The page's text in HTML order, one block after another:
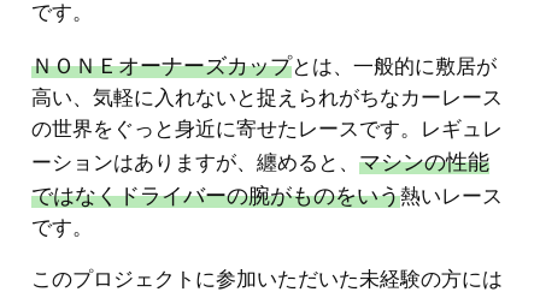
です。
ＮＯＮＥオーナーズカップとは、一般的に敷居が
高い、気軽に入れないと捉えられがちなカーレース
の世界をぐっと身近に寄せたレースです。レギュレ
ーションはありますが、纏めると、 マシンの性能
ではなくドライバーの腕がものをいう熱いレース
です。
このプロジェクトに参加いただいた未経験の方には